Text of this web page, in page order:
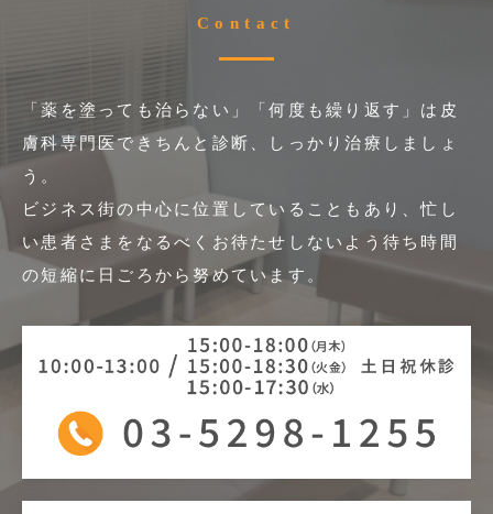
Contact
「薬を塗っても治らない」「何度も繰り返す」は皮
膚科専門医できちんと診断、しっかり治療しましょ
う。
ビジネス街の中心に位置していることもあり、忙し
い患者さまをなるべくお待たせしないよう 待ち時間
の短縮に日ごろから努めています。